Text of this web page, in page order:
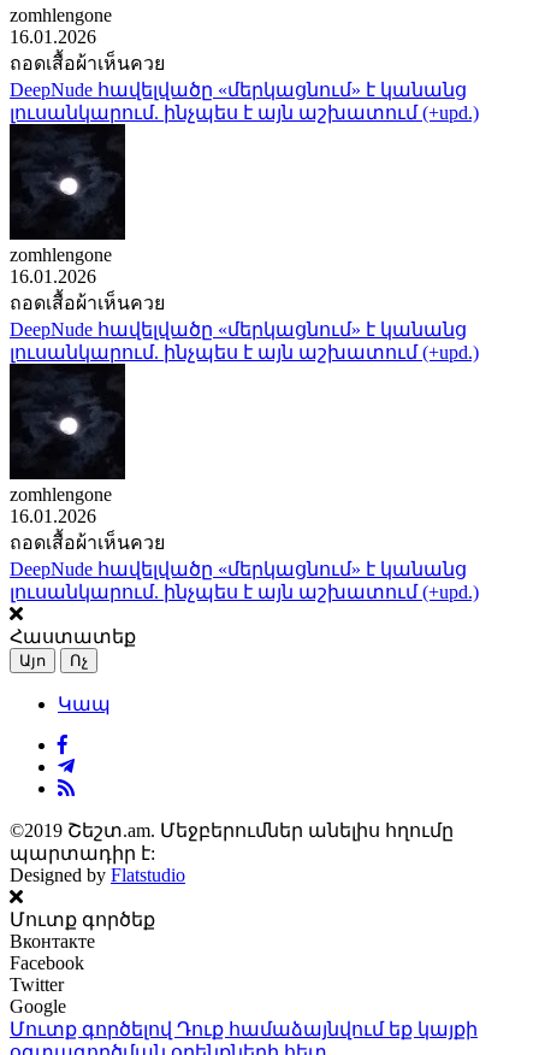
zomhlengone
16.01.2026
ถอดเสื้อผ้าเห็นควย
DeepNude հավելվածը «մերկացնում» է կանանց
լուսանկարում. ինչպես է այն աշխատում (+upd.)
zomhlengone
16.01.2026
ถอดเสื้อผ้าเห็นควย
DeepNude հավելվածը «մերկացնում» է կանանց
լուսանկարում. ինչպես է այն աշխատում (+upd.)
zomhlengone
16.01.2026
ถอดเสื้อผ้าเห็นควย
DeepNude հավելվածը «մերկացնում» է կանանց
լուսանկարում. ինչպես է այն աշխատում (+upd.)
Հաստատեք
Այո Ոչ
Կապ
©2019 Շեշտ.am. Մեջբերումներ անելիս հղումը
պարտադիր է:
Designed by Flatstudio
Մուտք գործեք
Вконтакте
Facebook
Twitter
Google
Մուտք գործելով Դուք համաձայնվում եք կայքի